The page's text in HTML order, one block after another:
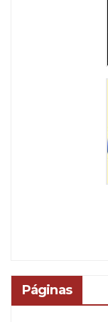
Páginas